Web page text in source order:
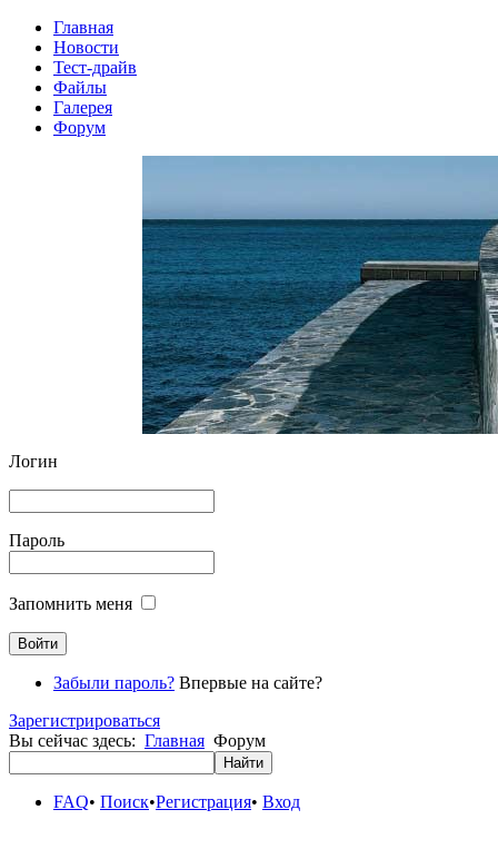
Главная
Новости
Тест-драйв
Файлы
Галерея
Форум
Логин
Пароль
Запомнить меня
Забыли пароль? Впервые на сайте?
Зарегистрироваться
Вы сейчас здесь: Главная Форум
FAQ• Поиск•Регистрация• Вход